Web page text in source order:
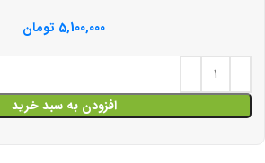
5,100,000 تومان
افزودن به سبد خرید